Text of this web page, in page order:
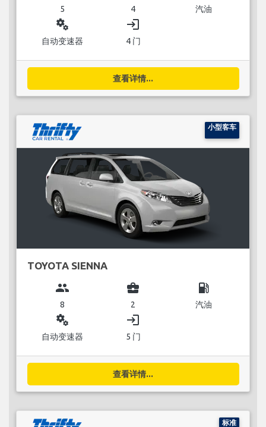
5 4 汽油
miscellaneous_services
自动变速器
login
4 门
查看详情...
小型客车
TOYOTA SIENNA
group
8
business_center
2
local_gas_station
汽油
miscellaneous_services
自动变速器
login
5 门
查看详情...
标准